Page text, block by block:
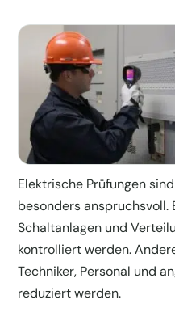
Elektrische Prüfungen
besonders anspruchsvoll.
Schaltanlagen und
kontrolliert werden.
Techniker, Personal und
reduziert werden.